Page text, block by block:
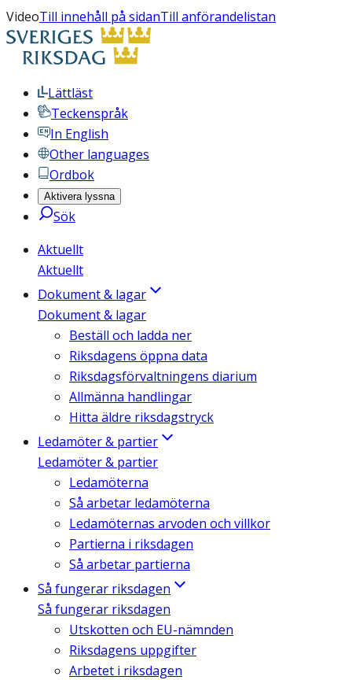
VideoTill innehåll på sidanTill anförandelistan
Lättläst
Teckenspråk
In English
Other languages
Ordbok
Aktivera lyssna
Sök
Aktuellt
Aktuellt
Dokument & lagar
Dokument & lagar
Beställ och ladda ner
Riksdagens öppna data
Riksdagsförvaltningens diarium
Allmänna handlingar
Hitta äldre riksdagstryck
Ledamöter & partier
Ledamöter & partier
Ledamöterna
Så arbetar ledamöterna
Ledamöternas arvoden och villkor
Partierna i riksdagen
Så arbetar partierna
Så fungerar riksdagen
Så fungerar riksdagen
Utskotten och EU-nämnden
Riksdagens uppgifter
Arbetet i riksdagen